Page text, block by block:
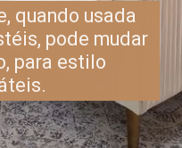
quando usada
pode mudar
para estilo